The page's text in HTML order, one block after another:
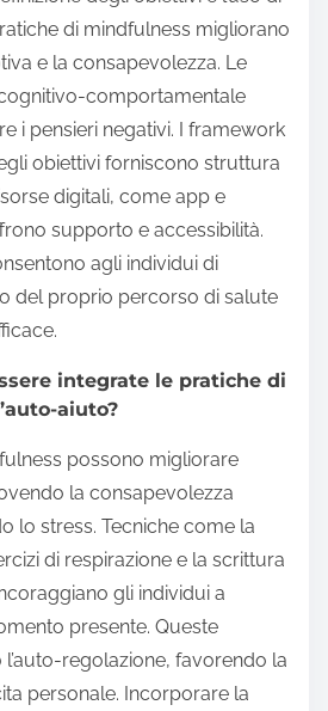
di mindfulness migliorano
e la consapevolezza. Le
comportamentale
i pensieri negativi. I framework
obiettivi forniscono struttura
digitali, come app e
supporto e accessibilità.
agli individui di
del proprio percorso di salute
integrate le pratiche di
aiuto?
possono migliorare
la consapevolezza
lo stress. Tecniche come la
di respirazione e la scrittura
gli individui a
presente. Queste
regolazione, favorendo la
personale. Incorporare la